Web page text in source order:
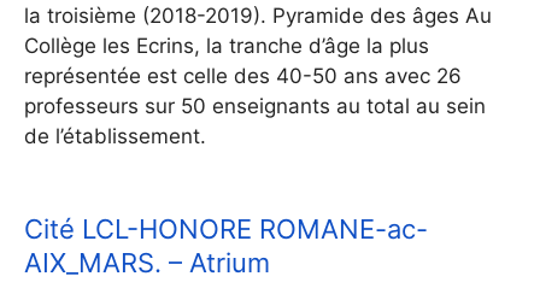
la troisième (2018-2019). Pyramide des âges Au
Collège les Ecrins, la tranche d’âge la plus
représentée est celle des 40-50 ans avec 26
professeurs sur 50 enseignants au total au sein
de l’établissement.
Cité LCL-HONORE ROMANE-ac-
AIX_MARS. – Atrium